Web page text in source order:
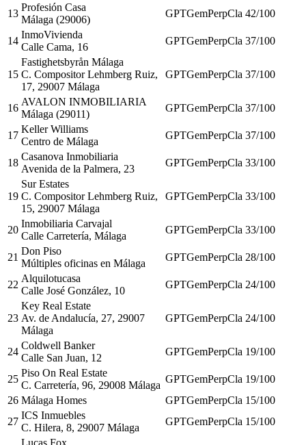
13
Profesión Casa
Málaga (29006)
GPTGemPerpCla 42/100
14
InmoVivienda
Calle Cama, 16
GPTGemPerpCla 37/100
15
Fastighetsbyrån Málaga
C. Compositor Lehmberg Ruiz,
17, 29007 Málaga
GPTGemPerpCla 37/100
16
AVALON INMOBILIARIA
Málaga (29011)
GPTGemPerpCla 37/100
17
Keller Williams
Centro de Málaga
GPTGemPerpCla 37/100
18
Casanova Inmobiliaria
Avenida de la Palmera, 23
GPTGemPerpCla 33/100
19
Sur Estates
C. Compositor Lehmberg Ruiz,
15, 29007 Málaga
GPTGemPerpCla 33/100
20
Inmobiliaria Carvajal
Calle Carretería, Málaga
GPTGemPerpCla 33/100
21
Don Piso
Múltiples oficinas en Málaga
GPTGemPerpCla 28/100
22
Alquilotucasa
Calle José González, 10
GPTGemPerpCla 24/100
23
Key Real Estate
Av. de Andalucía, 27, 29007
Málaga
GPTGemPerpCla 24/100
24
Coldwell Banker
Calle San Juan, 12
GPTGemPerpCla 19/100
25
Piso On Real Estate
C. Carretería, 96, 29008 Málaga
GPTGemPerpCla 19/100
26 Málaga Homes GPTGemPerpCla 15/100
27
ICS Inmuebles
C. Hilera, 8, 29007 Málaga
GPTGemPerpCla 15/100
Lucas Fox